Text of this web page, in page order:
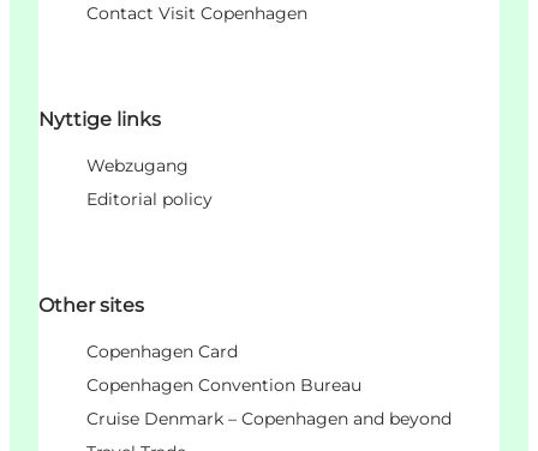
Contact Visit Copenhagen
Nyttige links
Webzugang
Editorial policy
Other sites
Copenhagen Card
Copenhagen Convention Bureau
Cruise Denmark – Copenhagen and beyond